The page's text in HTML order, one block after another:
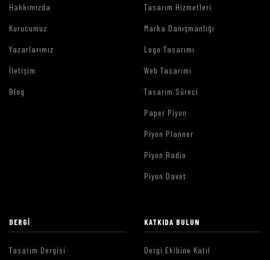
Hakkımızda
Kurucumuz
Yazarlarımız
İletişim
Blog
Tasarım Hizmetleri
Marka Danışmanlığı
Logo Tasarımı
Web Tasarımı
Tasarım Süreci
Paper Piyon
Piyon Planner
Piyon Radio
Piyon Davet
DERGI
Tasarım Dergisi
KATKIDA BULUN
Dergi Ekibine Katıl